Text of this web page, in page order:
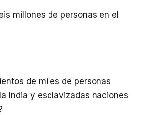
millones de personas en el
de miles de personas
India y esclavizadas naciones